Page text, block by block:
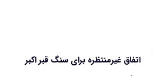
اتفاق غیرمنتظره برای سنگ قبر اکبر